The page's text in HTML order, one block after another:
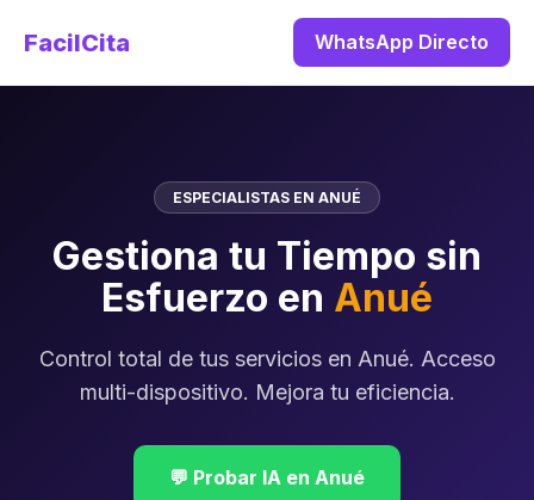
FacilCita WhatsApp Directo
ESPECIALISTAS EN ANUÉ
Gestiona tu Tiempo sin
Esfuerzo en Anué
Control total de tus servicios en Anué. Acceso
multi-dispositivo. Mejora tu eficiencia.
💬 Probar IA en Anué